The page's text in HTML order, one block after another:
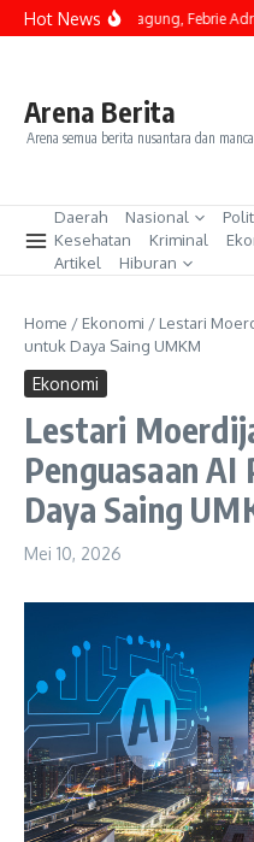
Lewati ke konten
Hot News
Tiba di Kejagung, Febrie
Arena Berita
Arena semua berita nusantara dan
Daerah Nasional
Kesehatan
Kriminal
Artikel
Hiburan
Home / Ekonomi / Lestari
untuk Daya Saing UMKM
Ekonomi
Lestari
Penguasaan
Daya Saing
Mei 10, 2026